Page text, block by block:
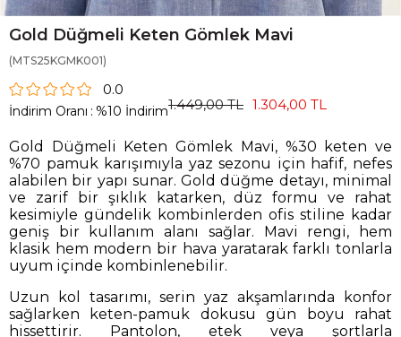
Gold Düğmeli Keten Gömlek Mavi
(MTS25KGMK001)
0.0
İndirim Oranı : %10 İndirim1.449,00 TL 1.304,00 TL
Gold Düğmeli Keten Gömlek Mavi, %30 keten ve
%70 pamuk karışımıyla yaz sezonu için hafif, nefes
alabilen bir yapı sunar. Gold düğme detayı, minimal
ve zarif bir şıklık katarken, düz formu ve rahat
kesimiyle gündelik kombinlerden ofis stiline kadar
geniş bir kullanım alanı sağlar. Mavi rengi, hem
klasik hem modern bir hava yaratarak farklı tonlarla
uyum içinde kombinlenebilir.
Uzun kol tasarımı, serin yaz akşamlarında konfor
sağlarken keten-pamuk dokusu gün boyu rahat
hissettirir. Pantolon, etek veya şortlarla